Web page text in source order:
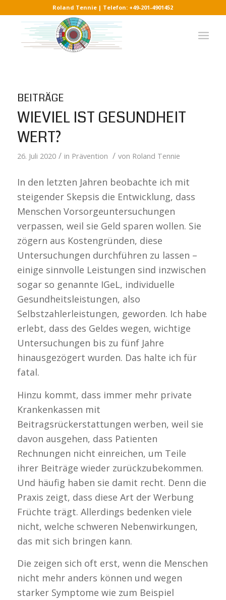
Roland Tennie | Telefon: +49-201-4901452
BEITRÄGE
WIEVIEL IST GESUNDHEIT
WERT?
26. Juli 2020 / in Prävention / von Roland Tennie
In den letzten Jahren beobachte ich mit
steigender Skepsis die Entwicklung, dass
Menschen Vorsorgeuntersuchungen
verpassen, weil sie Geld sparen wollen. Sie
zögern aus Kostengründen, diese
Untersuchungen durchführen zu lassen –
einige sinnvolle Leistungen sind inzwischen
sogar so genannte IGeL, individuelle
Gesundheitsleistungen, also
Selbstzahlerleistungen, geworden. Ich habe
erlebt, dass des Geldes wegen, wichtige
Untersuchungen bis zu fünf Jahre
hinausgezögert wurden. Das halte ich für
fatal.
Hinzu kommt, dass immer mehr private
Krankenkassen mit
Beitragsrückerstattungen werben, weil sie
davon ausgehen, dass Patienten
Rechnungen nicht einreichen, um Teile
ihrer Beiträge wieder zurückzubekommen.
Und häufig haben sie damit recht. Denn die
Praxis zeigt, dass diese Art der Werbung
Früchte trägt. Allerdings bedenken viele
nicht, welche schweren Nebenwirkungen,
das mit sich bringen kann.
Die zeigen sich oft erst, wenn die Menschen
nicht mehr anders können und wegen
starker Symptome wie zum Beispiel